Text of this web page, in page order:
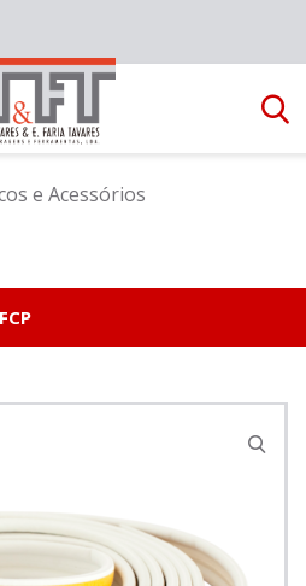
e Acessórios